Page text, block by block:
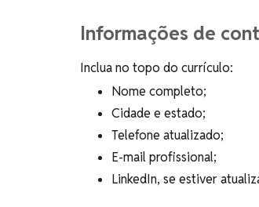
Informações de
Inclua no topo do currículo:
Nome completo;
Cidade e estado;
Telefone atualizado;
E-mail profissional;
LinkedIn, se estiver